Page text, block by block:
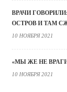
ВРАЧИ
ОСТРОВ И ТАМ
10 НОЯБРЯ 2021
«МЫ ЖЕ НЕ
10 НОЯБРЯ 2021